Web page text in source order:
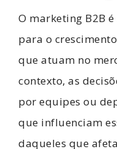
O marketing B2B
para o
que atuam no
contexto, as
por equipes ou
que influenciam
daqueles que